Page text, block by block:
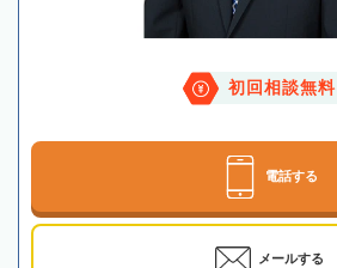
初回相談無料
電話する
メールする